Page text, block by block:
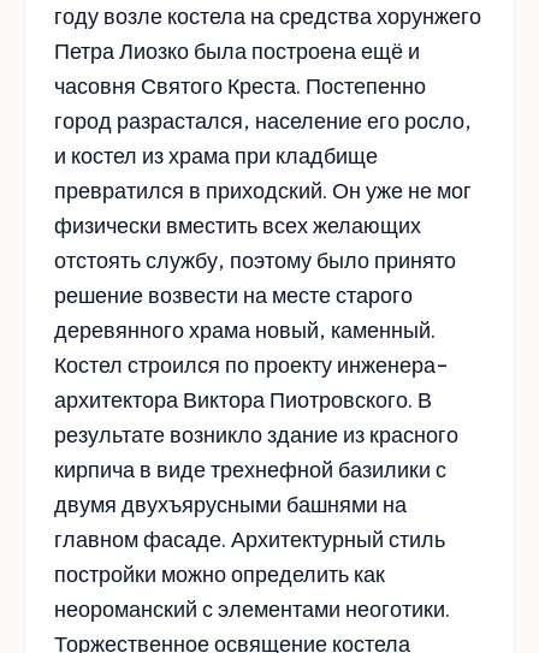
году возле костела на средства хорунжего
Петра Лиозко была построена ещё и
часовня Святого Креста. Постепенно
город разрастался, население его росло,
и костел из храма при кладбище
превратился в приходский. Он уже не мог
физически вместить всех желающих
отстоять службу, поэтому было принято
решение возвести на месте старого
деревянного храма новый, каменный.
Костел строился по проекту инженера-
архитектора Виктора Пиотровского. В
результате возникло здание из красного
кирпича в виде трехнефной базилики с
двумя двухъярусными башнями на
главном фасаде. Архитектурный стиль
постройки можно определить как
неороманский с элементами неоготики.
Торжественное освящение костела